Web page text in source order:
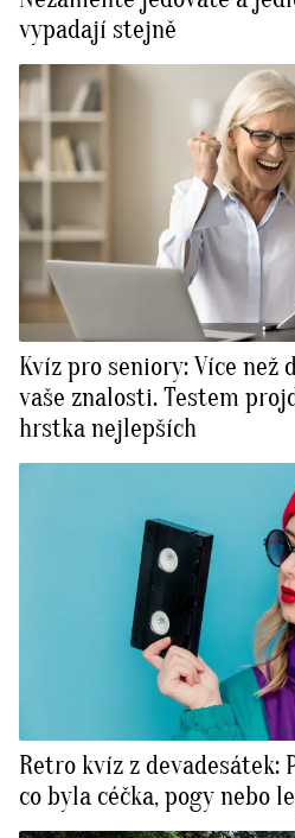
vypadají stejně
Kvíz pro seniory: Více než
vaše znalosti. Testem
hrstka nejlepších
Retro kvíz z devadesátek:
co byla céčka, pogy nebo